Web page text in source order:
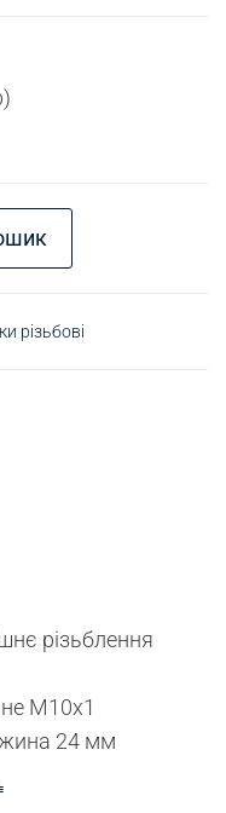
- М10х1
різьбові
різьблення
М10х1
24 мм